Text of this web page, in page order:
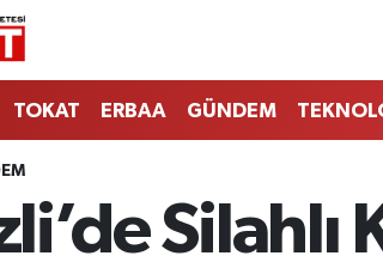
TOKAT ERBAA GÜNDEM
Silahlı